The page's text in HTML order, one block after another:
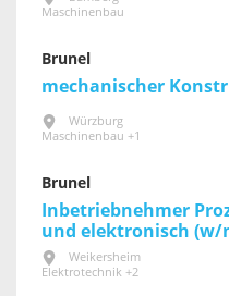
Maschinenbau
Brunel
mechanischer
Würzburg
Maschinenbau +1
Brunel
Inbetriebnehmer
und elektronisch (w/
Weikersheim
Elektrotechnik +2